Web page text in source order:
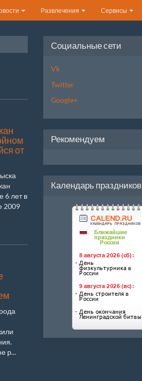
Развлечения Сервисы
от
6 лет в
2009
р...
Социальные сети
Vk
Twitter
Google+
Рекомендуем
Календарь праздников